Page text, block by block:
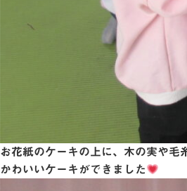
お花紙のケーキの上に、木の実や毛
かわいいケーキができました